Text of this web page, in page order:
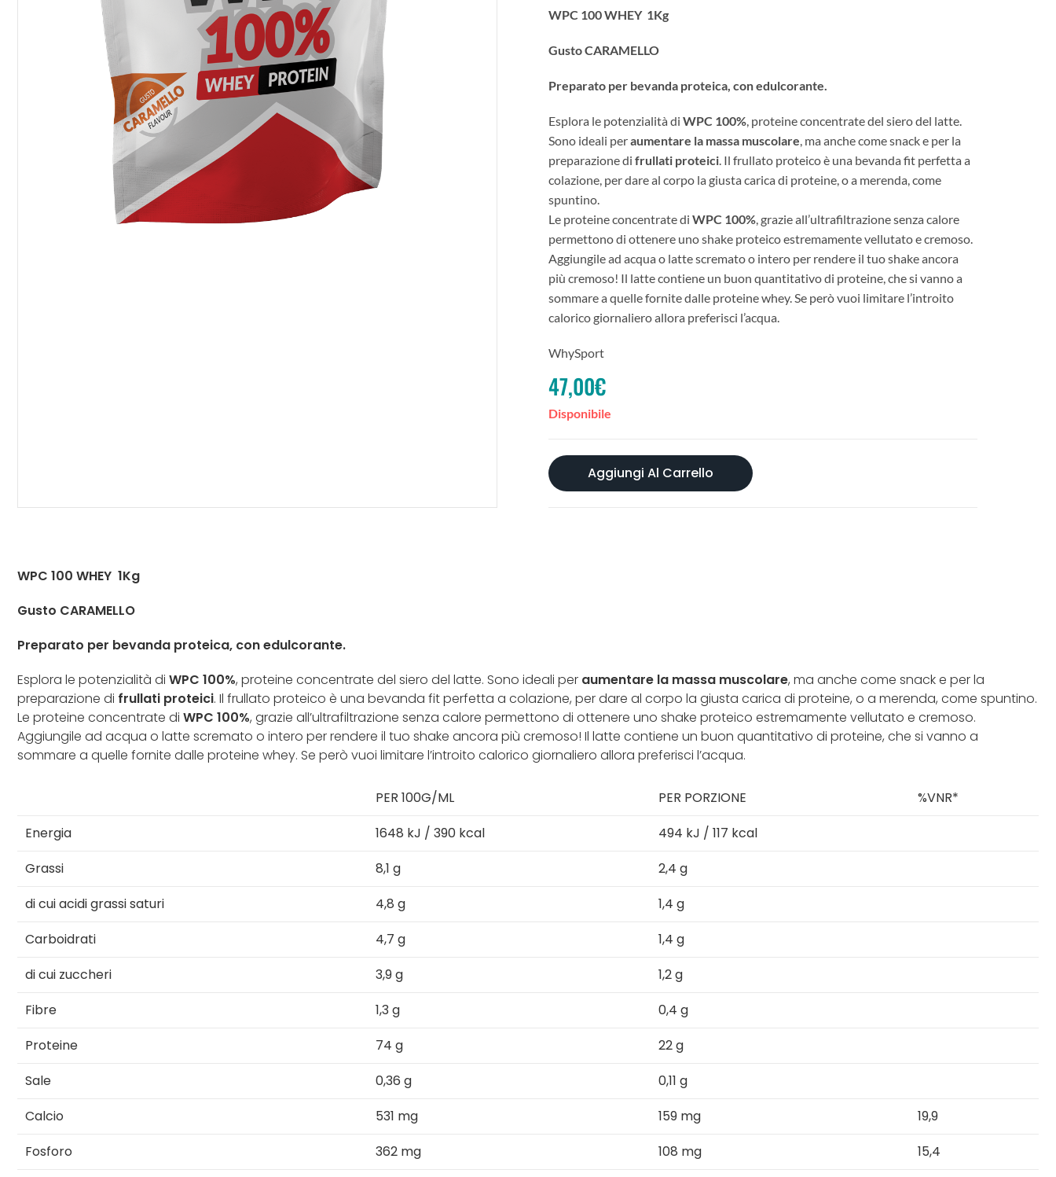
WPC 100 WHEY 1Kg
GustoCARAMELLO
Preparato per bevanda proteica, con edulcorante.
Esplora le potenzialità di WPC 100%, proteine concentrate del siero del latte.
Sono ideali peraumentare la massa muscolare, ma anche come snack e per la
preparazione di frullati proteici. Il frullato proteico è una bevanda fit perfetta a
colazione, per dare al corpo la giusta carica di proteine, o a merenda, come
spuntino.
Le proteine concentrate di WPC 100%, grazie all’ultrafiltrazione senza calore
permettono di ottenere uno shake proteico estremamente vellutato e cremoso.
Aggiungile ad acqua o latte scremato o intero per rendere il tuo shake ancora
più cremoso! Il latte contiene un buon quantitativo di proteine, che si vanno a
sommare a quelle fornite dalle proteine whey. Se però vuoi limitare l’introito
calorico giornaliero allora preferisci l’acqua.
WhySport
47,00€
Disponibile
Aggiungi Al Carrello
WPC 100 WHEY 1Kg
Gusto CARAMELLO
Preparato per bevanda proteica, con edulcorante.
Esplora le potenzialità di WPC 100%, proteine concentrate del siero del latte. Sono ideali per aumentare la massa muscolare, ma anche come snack e per la
preparazione di frullati proteici. Il frullato proteico è una bevanda fit perfetta a colazione, per dare al corpo la giusta carica di proteine, o a merenda, come spuntino.
Le proteine concentrate di WPC 100%, grazie all’ultrafiltrazione senza calore permettono di ottenere uno shake proteico estremamente vellutato e cremoso.
Aggiungile ad acqua o latte scremato o intero per rendere il tuo shake ancora più cremoso! Il latte contiene un buon quantitativo di proteine, che si vanno a
sommare a quelle fornite dalle proteine whey. Se però vuoi limitare l’introito calorico giornaliero allora preferisci l’acqua.
PER 100G/ML PER PORZIONE
%VNR*
Energia
1648 kJ / 390 kcal
494 kJ / 117 kcal
Grassi
8,1 g
2,4 g
di cui acidi grassi saturi
4,8 g
1,4 g
Carboidrati
4,7 g
1,4 g
di cui zuccheri
3,9 g
1,2 g
Fibre
1,3 g
0,4 g
Proteine
74 g
22 g
Sale
0,36 g
0,11 g
Calcio
531 mg 159 mg
19,9
Fosforo
362 mg 108 mg
15,4